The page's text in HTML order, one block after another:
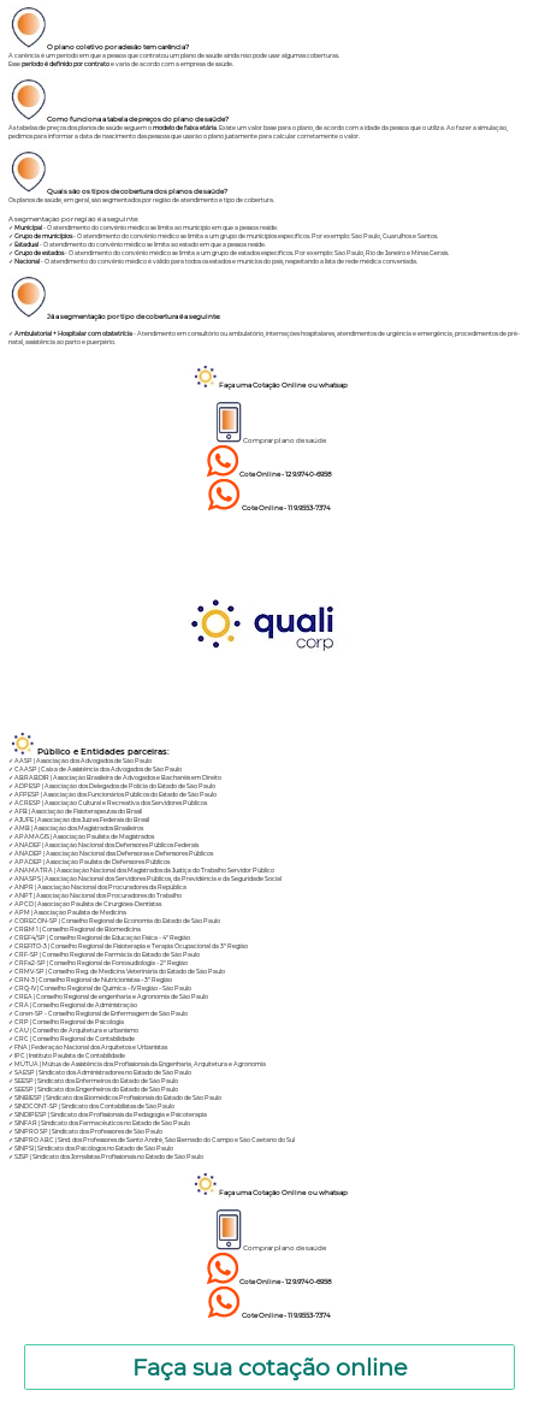
O plano coletivo por adesão tem carência?
A carência é um período em que a pessoa que contratou um plano de saúde ainda não pode usar algumas coberturas.
Esseperíodo é definido por contratoe varia de acordo com a empresa de saúde.
Como funciona a tabela de preços do plano de saúde?
As tabelas de preços dos planos de saúde seguem omodelo de faixa etária. Existe um valor base para o plano, de acordo com a idade da pessoa que o utiliza. Ao fazer a simulação,
pedimos para informar a data de nascimento das pessoas que usarão o plano justamente para calcular corretamente o valor.
Quais são os tipos de cobertura dos planos de saúde?
Os planos de saúde, em geral, são segmentados por região de atendimento e tipo de cobertura.
A segmentação por região é a seguinte:
✓ Municipal - O atendimento do convênio médico se limita ao município em que a pessoa reside.
✓Grupo de municípios- O atendimento do convênio médico se limita a um grupo de municípios específicos. Por exemplo: São Paulo, Guarulhos e Santos.
✓ Estadual - O atendimento do convênio médico se limita ao estado em que a pessoa reside.
✓Grupo de estados- O atendimento do convênio médico se limita a um grupo de estados específicos. Por exemplo: São Paulo, Rio de Janeiro e Minas Gerais.
✓ Nacional - O atendimento do convênio médico é válido para todos os estados e munícios do país, respeitando a lista de rede médica conveniada.
Já a segmentação por tipo de cobertura é a seguinte:
✓Ambulatorial + Hospitalar com obstetrícia- Atendimento em consultório ou ambulatório, internações hospitalares, atendimentos de urgência e emergência, procedimentos de pré-
natal, assistência ao parto e puerpério.
Faça uma Cotação Online ou whatsap
Comprar plano de saúde
Cote Online - 12 9.9740-6958
Cote Online - 11 9.9553-7374
Público e Entidades parceiras:
✓AASP | Associação dos Advogados de São Paulo
✓CAASP | Caixa de Assistência dos Advogados de São Paulo
✓ABRABDIR | Associação Brasileira de Advogados e Bacharéis em Direito
✓ADPESP | Associação dos Delegados de Polícia do Estado de São Paulo
✓AFPESP | Associação dos Funcionários Públicos do Estado de São Paulo
✓ACRESP | Associação Cultural e Recreativa dos Servidores Públicos
✓AFB | Associação de Fisioterapeutas do Brasil
✓AJUFE | Associação dos Juízes Federais do Brasil
✓AMB | Associação dos Magistrados Brasileiros
✓APAMAGIS | Associação Paulista de Magistrados
✓ANADEF | Associação Nacional dos Defensores Públicos Federais
✓ANADEP | Associação Nacional das Defensoras e Defensores Públicos
✓APADEP | Associação Paulista de Defensores Públicos
✓ANAMATRA | Associação Nacional dos Magistrados da Justiça do Trabalho Servidor Público
✓ANASPS | Associação Nacional dos Servidores Públicos, da Previdência e da Seguridade Social
✓ANPR | Associação Nacional dos Procuradores da República
✓ANPT | Associação Nacional dos Procuradores do Trabalho
✓APCD | Associação Paulista de Cirurgiões-Dentistas
✓APM | Associação Paulista de Medicina
✓CORECON-SP | Conselho Regional de Economia do Estado de São Paulo
✓CRBM 1 | Conselho Regional de Biomedicina
✓CREF4/SP | Conselho Regional de Educação Física - 4ª Região
✓CREFITO-3 | Conselho Regional de Fisioterapia e Terapia Ocupacional da 3ª Região
✓CRF-SP | Conselho Regional de Farmácia do Estado de São Paulo
✓CRFa2-SP | Conselho Regional de Fonoaudiologia - 2ª Região
✓CRMV-SP | Conselho Reg. de Medicina Veterinária do Estado de São Paulo
✓CRN-3 | Conselho Regional de Nutricionistas – 3ª Região
✓CRQ-IV | Conselho Regional de Química – IV Região – São Paulo
✓CREA | Conselho Regional de engenharia e Agronomia de São Paulo
✓CRA | Conselho Regional de Administração
✓Coren-SP - Conselho Regional de Enfermagem de São Paulo
✓CRP | Conselho Regional de Psicologia
✓CAU | Conselho de Arquitetura e urbanismo
✓CRC | Conselho Regional de Contabilidade
✓ FNA | Federação Nacional dos Arquitetos e Urbanistas
✓
IPC | Instituto Paulista de Contabilidade
✓ MÚTUA | Mútua de Assistência dos Profissionais da Engenharia, Arquitetura e Agronomia
✓SAESP | Sindicato dos Administradores no Estado de São Paulo
✓SEESP | Sindicato dos Enfermeiros do Estado de São Paulo
✓SEESP | Sindicato dos Engenheiros do Estado de São Paulo
✓SINBIESP | Sindicato dos Biomédicos Profissionais do Estado de São Paulo
✓SINDCONT-SP | Sindicato dos Contabilistas de São Paulo
✓SINDIPESP | Sindicato dos Profissionais da Pedagogia e Psicoterapia
✓SINFAR | Sindicato dos Farmacêuticos no Estado de São Paulo
✓SINPRO SP | Sindicato dos Professores de São Paulo
✓SINPRO ABC | Sind. dos Professores de Santo André, São Bernado do Campo e São Caetano do Sul
✓SINPSI | Sindicato dos Psicólogos no Estado de São Paulo
✓SJSP | Sindicato dos Jornalistas Profissionais no Estado de São Paulo
Faça uma Cotação Online ou whatsap
Comprar plano de saúde
Cote Online - 12 9.9740-6958
Cote Online - 11 9.9553-7374
Faça sua cotação online